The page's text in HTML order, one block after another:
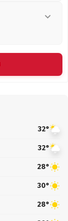
32°
32°
28°
30°
28°